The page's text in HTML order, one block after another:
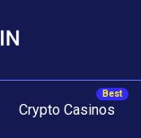
Crypto Casinos